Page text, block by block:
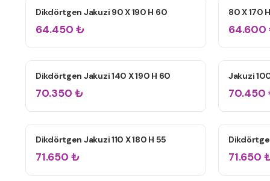
TEK KIŞILIK JAKUZILER
Dikdörtgen Jakuzi 90 X 190 H 60
64.450 ₺
TEK
80 X 170
64.600
ÇIFT KIŞILIK JAKUZILER
Dikdörtgen Jakuzi 140 X 190 H 60
70.350 ₺
ÇIFT
Jakuzi
70.450
ÇIFT KIŞILIK JAKUZILER
Dikdörtgen Jakuzi 110 X 180 H 55
71.650 ₺
ÇIFT
71.650